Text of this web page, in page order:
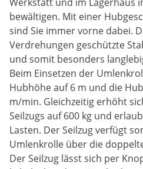
bewältigen. Mit einer
sind Sie immer vorne dabei.
Verdrehungen geschützte
und somit besonders
Beim Einsetzen der
Hubhöhe auf 6 m und die
m/min. Gleichzeitig erhöht
Seilzugs auf 600 kg und
Lasten. Der Seilzug verfügt
Umlenkrolle über die
Der Seilzug lässt sich per